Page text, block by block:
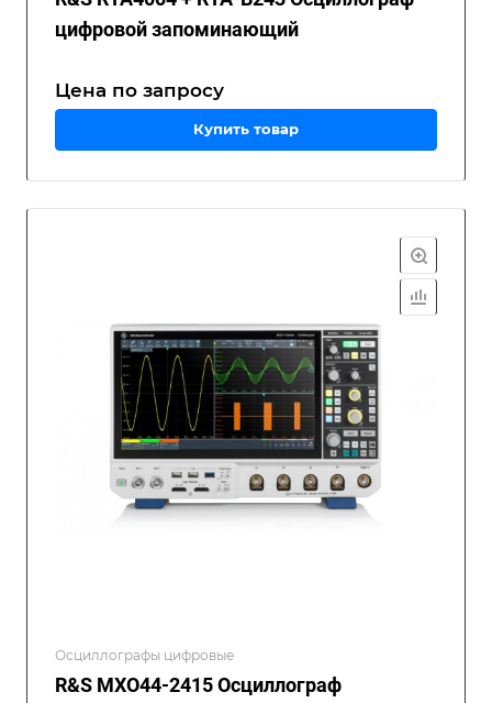
цифровой запоминающий
Цена по запросу
Купить товар
Осциллографы цифровые
R&S MXO44-2415 Осциллограф